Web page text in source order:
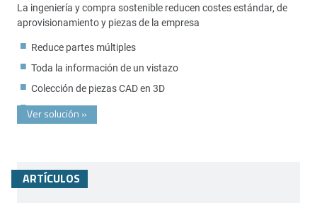
La ingeniería y compra sostenible reducen costes estándar, de
aprovisionamiento y piezas de la empresa
Reduce partes múltiples
Toda la información de un vistazo
Colección de piezas CAD en 3D
Ver solución »
ARTÍCULOS